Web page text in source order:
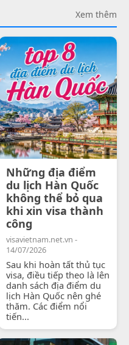
Xem thêm
Những địa điểm
du lịch Hàn Quốc
không thể bỏ qua
khi xin visa thành
công
visavietnam.net.vn -
14/07/2026
Sau khi hoàn tất thủ tục
visa, điều tiếp theo là lên
danh sách địa điểm du
lịch Hàn Quốc nên ghé
thăm. Các điểm nổi
tiến...